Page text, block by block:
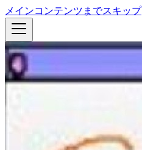
メインコンテンツまでスキップ